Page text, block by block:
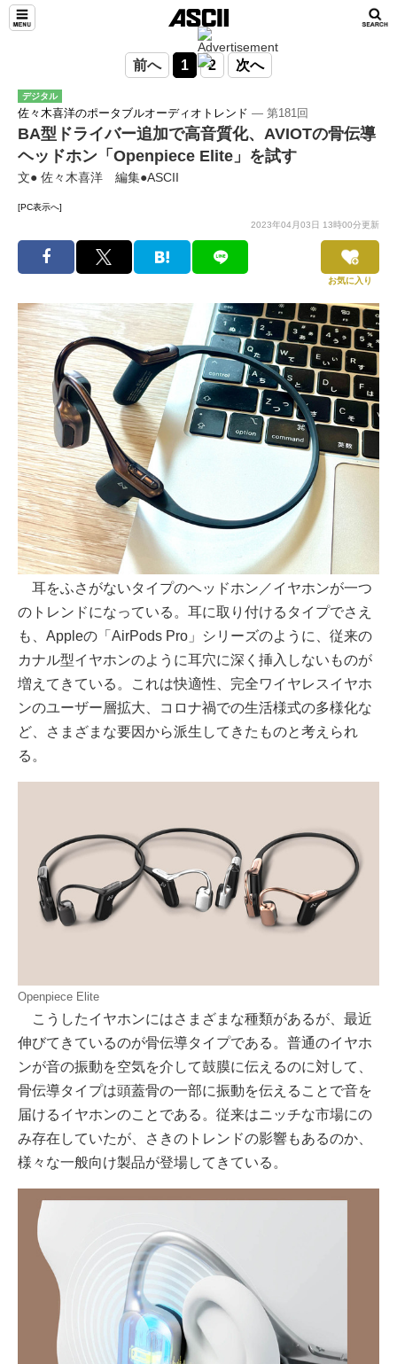
前へ 1 2 次へ
デジタル
佐々木喜洋のポータブルオーディオトレンド ― 第181回
BA型ドライバー追加で高音質化、AVIOTの骨伝導
ヘッドホン「Openpiece Elite」を試す
文● 佐々木喜洋 編集●ASCII
[PC表示へ]
2023年04月03日 13時00分更新
お気に入り
耳をふさがないタイプのヘッドホン／イヤホンが一つ
のトレンドになっている。耳に取り付けるタイプでさえ
も、Appleの「AirPods Pro」シリーズのように、従来の
カナル型イヤホンのように耳穴に深く挿入しないものが
増えてきている。これは快適性、完全ワイヤレスイヤホ
ンのユーザー層拡大、コロナ禍での生活様式の多様化な
ど、さまざまな要因から派生してきたものと考えられ
る。
Openpiece Elite
こうしたイヤホンにはさまざまな種類があるが、最近
伸びてきているのが骨伝導タイプである。普通のイヤホ
ンが音の振動を空気を介して鼓膜に伝えるのに対して、
骨伝導タイプは頭蓋骨の一部に振動を伝えることで音を
届けるイヤホンのことである。従来はニッチな市場にの
み存在していたが、さきのトレンドの影響もあるのか、
様々な一般向け製品が登場してきている。